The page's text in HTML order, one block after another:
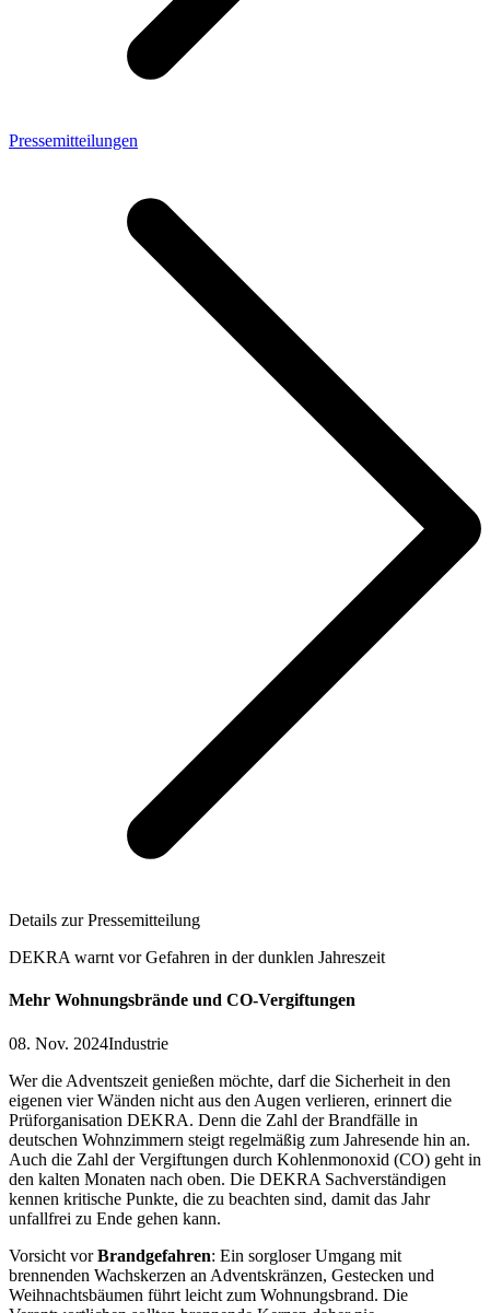
Pressemitteilungen
Details zur Pressemitteilung
DEKRA warnt vor Gefahren in der dunklen Jahreszeit
Mehr Wohnungsbrände und CO-Vergiftungen
08. Nov. 2024Industrie
Wer die Adventszeit genießen möchte, darf die Sicherheit in den
eigenen vier Wänden nicht aus den Augen verlieren, erinnert die
Prüforganisation DEKRA. Denn die Zahl der Brandfälle in
deutschen Wohnzimmern steigt regelmäßig zum Jahresende hin an.
Auch die Zahl der Vergiftungen durch Kohlenmonoxid (CO) geht in
den kalten Monaten nach oben. Die DEKRA Sachverständigen
kennen kritische Punkte, die zu beachten sind, damit das Jahr
unfallfrei zu Ende gehen kann.
Vorsicht vorBrandgefahren: Ein sorgloser Umgang mit
brennenden Wachskerzen an Adventskränzen, Gestecken und
Weihnachtsbäumen führt leicht zum Wohnungsbrand. Die